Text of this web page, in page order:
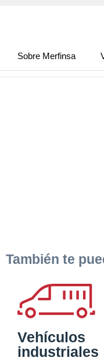
Sobre Merfinsa
También te
Vehículos
industriales